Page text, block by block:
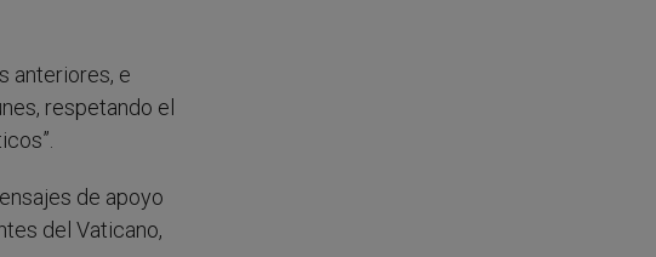
anteriores, e
respetando el
de apoyo
del Vaticano,